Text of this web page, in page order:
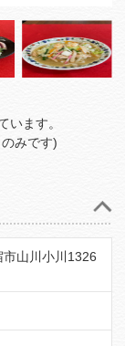
います。
みです)
山川小川1326